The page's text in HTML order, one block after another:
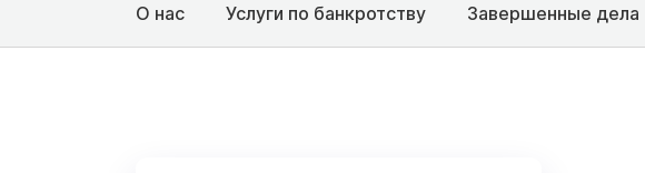
О нас Услуги по банкротству Завершенные дела